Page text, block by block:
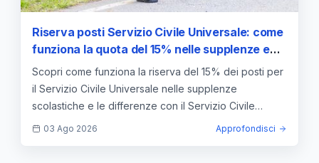
Riserva posti Servizio Civile Universale: come
funziona la quota del 15% nelle supplenze e
nelle GPS
Scopri come funziona la riserva del 15% dei posti per
il Servizio Civile Universale nelle supplenze
scolastiche e le differenze con il Servizio Civile
Nazionale.
03 Ago 2026 Approfondisci